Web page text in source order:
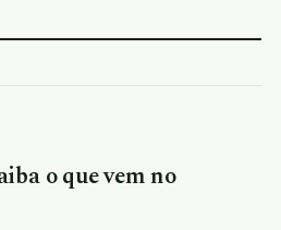
o que vem no